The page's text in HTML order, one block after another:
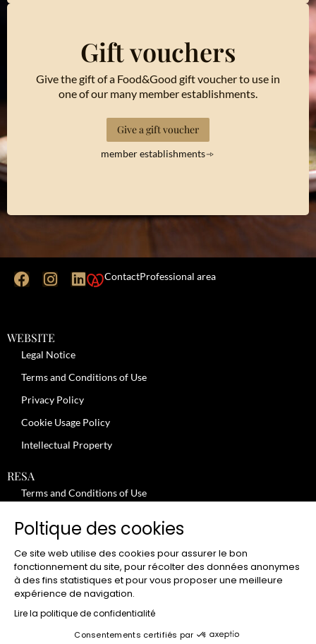
Gift vouchers
Give the gift of a Food&Good gift voucher to use in
one of our many member establishments.
Give a gift voucher
member establishments
ContactProfessional area
WEBSITE
Legal Notice
Terms and Conditions of Use
Privacy Policy
Cookie Usage Policy
Intellectual Property
RESA
Terms and Conditions of Use
Review moderation policy
General Terms and Conditions for the Provision of Services
Terms and Conditions of Sale
JOBS
Poltique des cookies
Ce site web utilise des cookies pour assurer le bon
fonctionnement du site, pour récolter des données anonymes
à des fins statistiques et pour vous proposer une meilleure
expérience de navigation.
Lire la politique de confidentialité
Consentements certifiés par